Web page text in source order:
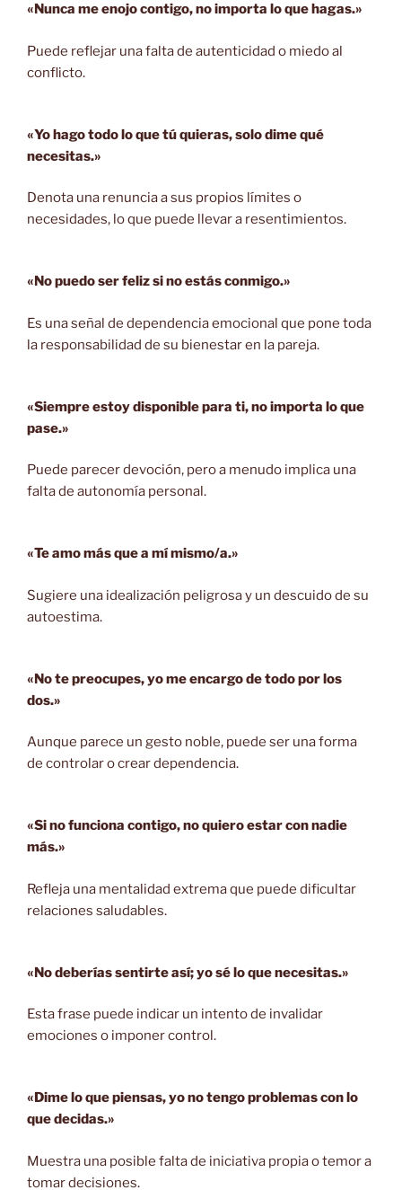
«Nunca me enojo contigo, no importa lo que hagas.»
Puede reflejar una falta de autenticidad o miedo al
conflicto.
«Yo hago todo lo que tú quieras, solo dime qué
necesitas.»
Denota una renuncia a sus propios límites o
necesidades, lo que puede llevar a resentimientos.
«No puedo ser feliz si no estás conmigo.»
Es una señal de dependencia emocional que pone toda
la responsabilidad de su bienestar en la pareja.
«Siempre estoy disponible para ti, no importa lo que
pase.»
Puede parecer devoción, pero a menudo implica una
falta de autonomía personal.
«Te amo más que a mí mismo/a.»
Sugiere una idealización peligrosa y un descuido de su
autoestima.
«No te preocupes, yo me encargo de todo por los
dos.»
Aunque parece un gesto noble, puede ser una forma
de controlar o crear dependencia.
«Si no funciona contigo, no quiero estar con nadie
más.»
Refleja una mentalidad extrema que puede dificultar
relaciones saludables.
«No deberías sentirte así; yo sé lo que necesitas.»
Esta frase puede indicar un intento de invalidar
emociones o imponer control.
«Dime lo que piensas, yo no tengo problemas con lo
que decidas.»
Muestra una posible falta de iniciativa propia o temor a
tomar decisiones.